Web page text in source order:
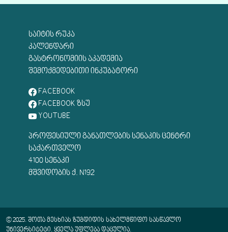
ᲡᲐᲘᲢᲘᲡ ᲠᲣᲙᲐ
ᲙᲐᲚᲔᲜᲓᲐᲠᲘ
ᲒᲐᲡᲢᲠᲝᲜᲝᲛᲘᲘᲡ ᲐᲙᲐᲓᲔᲛᲘᲐ
ᲨᲔᲛᲝᲥᲛᲔᲓᲔᲑᲘᲗᲘ ᲘᲜᲙᲣᲑᲐᲢᲝᲠᲘ
FACEBOOK
FACEBOOK ᲖᲡᲣ
YOUTUBE
ᲞᲠᲝᲤᲔᲡᲘᲣᲚᲘ ᲒᲐᲜᲐᲗᲚᲔᲑᲘᲡ ᲡᲔᲜᲐᲙᲘᲡ ᲪᲔᲜᲢᲠᲘ
ᲡᲐᲥᲐᲠᲗᲕᲔᲚᲝ
4100 ᲡᲔᲜᲐᲙᲘ
ᲛᲨᲕᲘᲓᲝᲑᲘᲡ Ქ. N192
© 2025. ᲨᲝᲗᲐ ᲛᲔᲡᲮᲘᲐᲡ ᲖᲣᲒᲓᲘᲓᲘᲡ ᲡᲐᲮᲔᲚᲛᲬᲘᲤᲝ ᲡᲐᲡᲬᲐᲕᲚᲝ
ᲣᲜᲘᲕᲔᲠᲡᲘᲢᲔᲢᲘ. ᲧᲕᲔᲚᲐ ᲣᲤᲚᲔᲑᲐ ᲓᲐᲪᲣᲚᲘᲐ.